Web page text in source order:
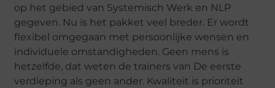
op het gebied van Systemisch Werk en NLP
gegeven. Nu is het pakket veel breder. Er wordt
flexibel omgegaan met persoonlijke wensen en
individuele omstandigheden. Geen mens is
hetzelfde, dat weten de trainers van De eerste
verdieping als geen ander. Kwaliteit is prioriteit